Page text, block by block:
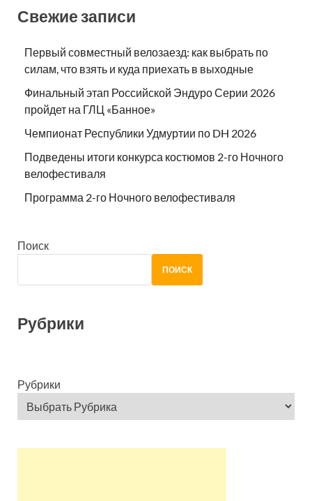
Свежие записи
Первый совместный велозаезд: как выбрать по
силам, что взять и куда приехать в выходные
Финальный этап Российской Эндуро Серии 2026
пройдет на ГЛЦ «Банное»
Чемпионат Республики Удмуртии по DH 2026
Подведены итоги конкурса костюмов 2-го Ночного
велофестиваля
Программа 2-го Ночного велофестиваля
Поиск
ПОИСК
Рубрики
Рубрики